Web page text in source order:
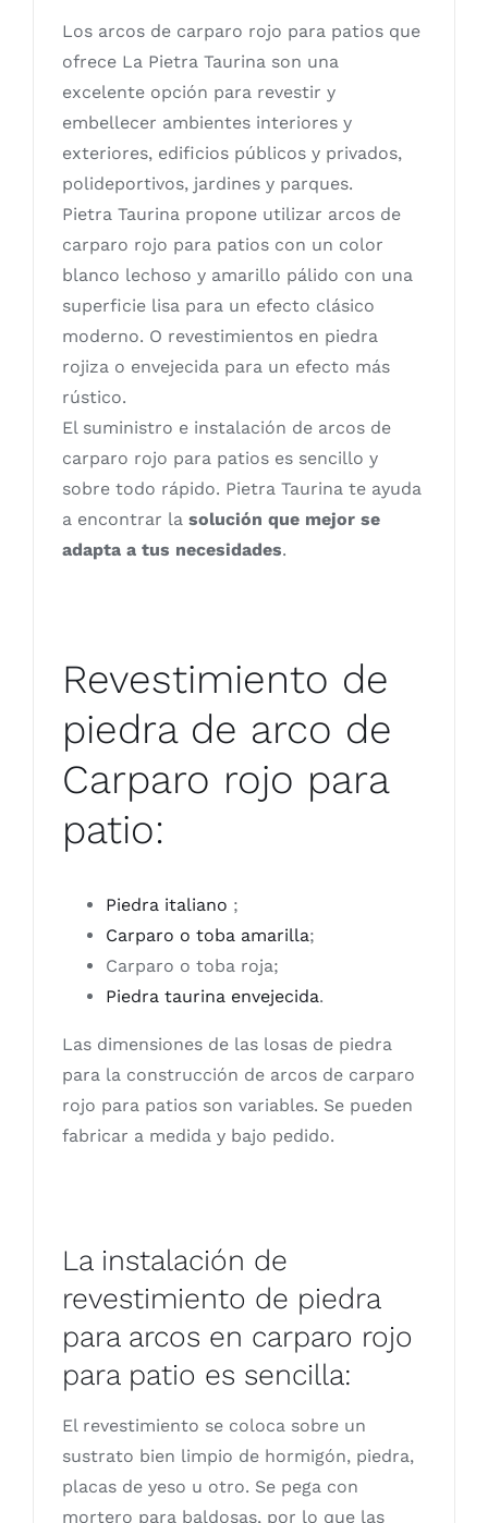
Los arcos de carparo rojo para patios que
ofrece La Pietra Taurina son una
excelente opción para revestir y
embellecer ambientes interiores y
exteriores, edificios públicos y privados,
polideportivos, jardines y parques.
Pietra Taurina propone utilizar arcos de
carparo rojo para patios con un color
blanco lechoso y amarillo pálido con una
superficie lisa para un efecto clásico
moderno. O revestimientos en piedra
rojiza o envejecida para un efecto más
rústico.
El suministro e instalación de arcos de
carparo rojo para patios es sencillo y
sobre todo rápido. Pietra Taurina te ayuda
a encontrar la solución que mejor se
adapta a tus necesidades.
Revestimiento de
piedra de arco de
Carparo rojo para
patio:
Piedra italiano ;
Carparo o toba amarilla;
Carparo o toba roja;
Piedra taurina envejecida.
Las dimensiones de las losas de piedra
para la construcción de arcos de carparo
rojo para patios son variables. Se pueden
fabricar a medida y bajo pedido.
La instalación de
revestimiento de piedra
para arcos en carparo rojo
para patio es sencilla:
El revestimiento se coloca sobre un
sustrato bien limpio de hormigón, piedra,
placas de yeso u otro. Se pega con
mortero para baldosas, por lo que las